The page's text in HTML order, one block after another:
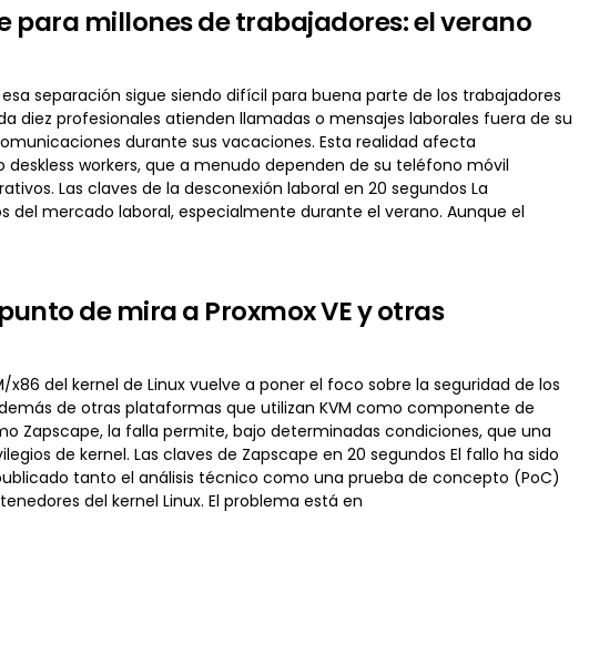
para millones de trabajadores: el verano
separación sigue siendo difícil para buena parte de los trabajadores
diez profesionales atienden llamadas o mensajes laborales fuera de su
durante sus vacaciones. Esta realidad afecta
workers, que a menudo dependen de su teléfono móvil
Las claves de la desconexión laboral en 20 segundos La
mercado laboral, especialmente durante el verano. Aunque el
de mira a Proxmox VE y otras
del kernel de Linux vuelve a poner el foco sobre la seguridad de los
de otras plataformas que utilizan KVM como componente de
Zapscape, la falla permite, bajo determinadas condiciones, que una
de kernel. Las claves de Zapscape en 20 segundos El fallo ha sido
tanto el análisis técnico como una prueba de concepto (PoC)
del kernel Linux. El problema está en